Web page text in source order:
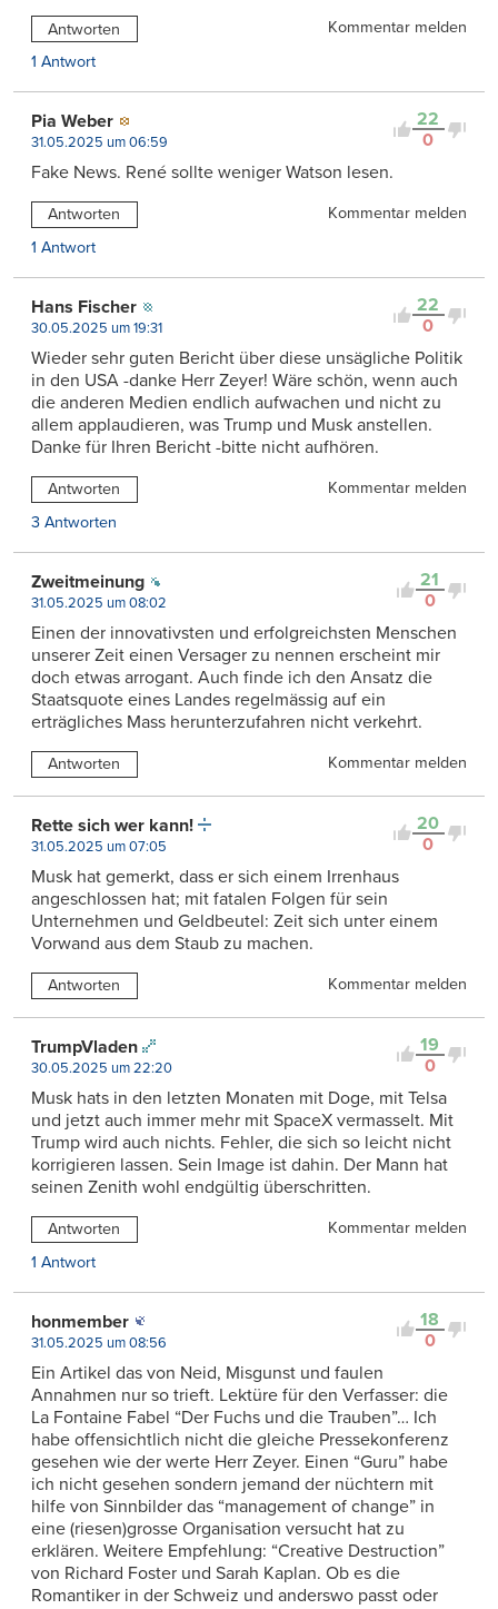
Antworten
Kommentar melden
1 Antwort
22
0
Pia Weber
31.05.2025 um 06:59
Fake News. René sollte weniger Watson lesen.
Antworten
Kommentar melden
1 Antwort
22
0
Hans Fischer
30.05.2025 um 19:31
Wieder sehr guten Bericht über diese unsägliche Politik
in den USA -danke Herr Zeyer! Wäre schön, wenn auch
die anderen Medien endlich aufwachen und nicht zu
allem applaudieren, was Trump und Musk anstellen.
Danke für Ihren Bericht -bitte nicht aufhören.
Antworten
Kommentar melden
3 Antworten
21
0
Zweitmeinung
31.05.2025 um 08:02
Einen der innovativsten und erfolgreichsten Menschen
unserer Zeit einen Versager zu nennen erscheint mir
doch etwas arrogant. Auch finde ich den Ansatz die
Staatsquote eines Landes regelmässig auf ein
erträgliches Mass herunterzufahren nicht verkehrt.
Antworten Kommentar melden
20
0
Rette sich wer kann!
31.05.2025 um 07:05
Musk hat gemerkt, dass er sich einem Irrenhaus
angeschlossen hat; mit fatalen Folgen für sein
Unternehmen und Geldbeutel: Zeit sich unter einem
Vorwand aus dem Staub zu machen.
Antworten Kommentar melden
19
0
TrumpVladen
30.05.2025 um 22:20
Musk hats in den letzten Monaten mit Doge, mit Telsa
und jetzt auch immer mehr mit SpaceX vermasselt. Mit
Trump wird auch nichts. Fehler, die sich so leicht nicht
korrigieren lassen. Sein Image ist dahin. Der Mann hat
seinen Zenith wohl endgültig überschritten.
Antworten
Kommentar melden
1 Antwort
18
0
honmember
31.05.2025 um 08:56
Ein Artikel das von Neid, Misgunst und faulen
Annahmen nur so trieft. Lektüre für den Verfasser: die
La Fontaine Fabel “Der Fuchs und die Trauben”… Ich
habe offensichtlich nicht die gleiche Pressekonferenz
gesehen wie der werte Herr Zeyer. Einen “Guru” habe
ich nicht gesehen sondern jemand der nüchtern mit
hilfe von Sinnbilder das “management of change” in
eine (riesen)grosse Organisation versucht hat zu
erklären. Weitere Empfehlung: “Creative Destruction”
von Richard Foster und Sarah Kaplan. Ob es die
Romantiker in der Schweiz und anderswo passt oder